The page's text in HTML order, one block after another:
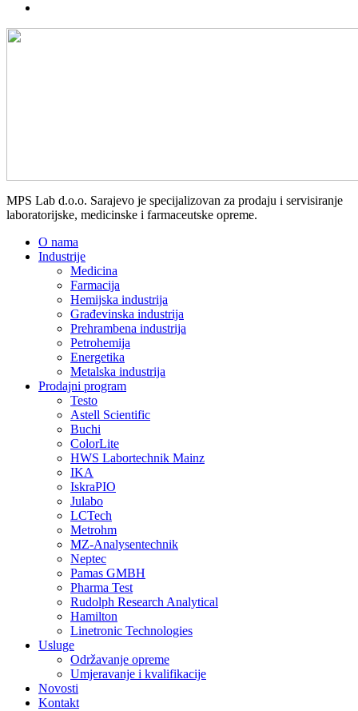
MPS Lab d.o.o. Sarajevo je specijalizovan za prodaju i servisiranje
laboratorijske, medicinske i farmaceutske opreme.
O nama
Industrije
Medicina
Farmacija
Hemijska industrija
Građevinska industrija
Prehrambena industrija
Petrohemija
Energetika
Metalska industrija
Prodajni program
Testo
Astell Scientific
Buchi
ColorLite
HWS Labortechnik Mainz
IKA
IskraPIO
Julabo
LCTech
Metrohm
MZ-Analysentechnik
Neptec
Pamas GMBH
Pharma Test
Rudolph Research Analytical
Hamilton
Linetronic Technologies
Usluge
Održavanje opreme
Umjeravanje i kvalifikacije
Novosti
Kontakt